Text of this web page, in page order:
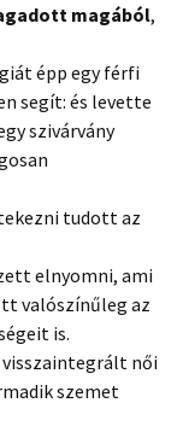
magából,
épp egy férfi
segít: és levette
szivárvány
tudott az
elnyomni, ami
valószínűleg az
is.
női
szemet